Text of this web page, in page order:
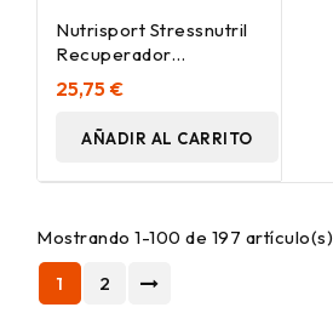
Nutrisport Stressnutril
Recuperador
Chocolate 800G
25,75 €
AÑADIR AL CARRITO
Mostrando 1-100 de 197 artículo(s)
1
2